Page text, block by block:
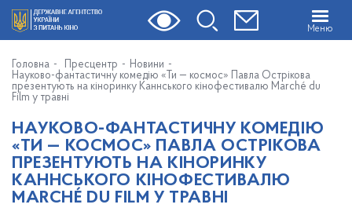
Меню
Головна Пресцентр
Новини
Науково-фантастичну комедію «Ти — космос» Павла Острікова
презентують на кіноринку Каннського кінофестивалю Marché du
Film у травні
НАУКОВО-ФАНТАСТИЧНУ КОМЕДІЮ
«ТИ — КОСМОС» ПАВЛА ОСТРІКОВА
ПРЕЗЕНТУЮТЬ НА КІНОРИНКУ
КАННСЬКОГО КІНОФЕСТИВАЛЮ
MARCHÉ DU FILM У ТРАВНІ